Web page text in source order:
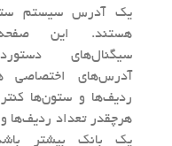
یک آدرس سیستم
هستند. این
سیگنال‌های
آدرس‌های اختصاصی
ردیف‌ها و ستون‌ها
هرچقدر تعداد ردیف‌ها
یک بانک بیشتر